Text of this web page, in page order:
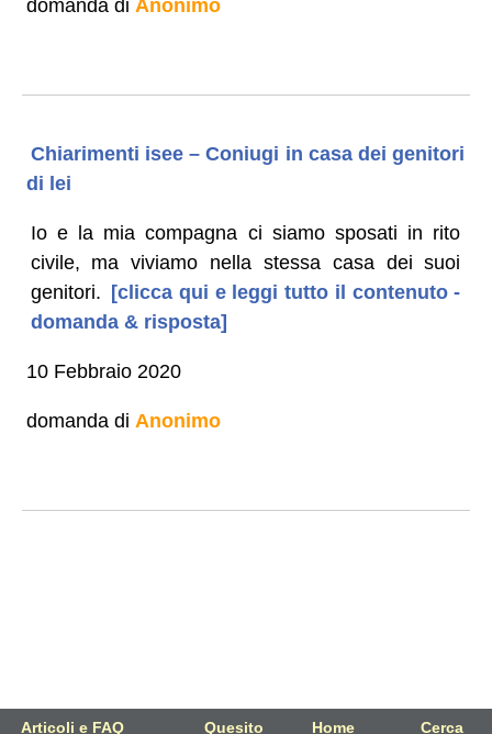
Articoli e FAQ Quesito Home Cerca
domanda di Anonimo
Chiarimenti isee – Coniugi in casa dei genitori
di lei
Io e la mia compagna ci siamo sposati in rito
civile, ma viviamo nella stessa casa dei suoi
genitori. [clicca qui e leggi tutto il contenuto -
domanda & risposta]
10 Febbraio 2020
domanda di Anonimo